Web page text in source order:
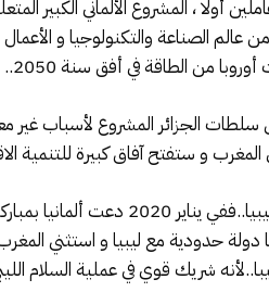
سترفض سلطات الجزائر المشروع
المغرب و ستفتح آفاق كبيرة للتنمية
وثانيا ، مؤتمر برلين
شريك قوي في عملية السلام